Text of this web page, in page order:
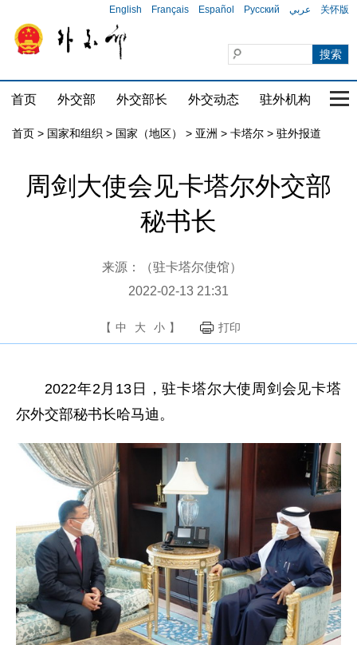
English Français Español Русский عربي 关怀版
首页 外交部 外交部长 外交动态 驻外机构 国
首页 > 国家和组织 > 国家（地区） > 亚洲 > 卡塔尔 > 驻外报道
周剑大使会见卡塔尔外交部
秘书长
来源：（驻卡塔尔使馆）
2022-02-13 21:31
【 中 大 小 】 打印
2022年2月13日，驻卡塔尔大使周剑会见卡塔
尔外交部秘书长哈马迪。